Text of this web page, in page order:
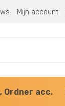
Mijn account
Ordner acc.